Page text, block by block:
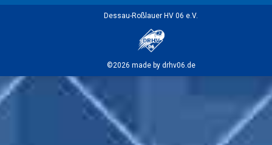
Dessau-Roßlauer HV 06 e.V.
©2026 made by drhv06.de